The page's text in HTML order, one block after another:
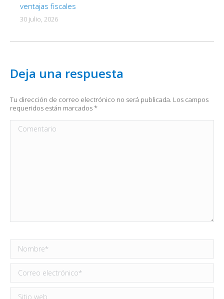
ventajas fiscales
30 julio, 2026
Deja una respuesta
Tu dirección de correo electrónico no será publicada. Los campos
requeridos están marcados*
Comentario
Nombre *
Correo electrónico *
Sitio web